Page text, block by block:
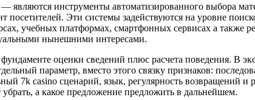
инструменты автоматизированного выбора
посетителей. Эти системы задействуются на уровне
учебных платформах, смартфонных сервисах а
нынешними интересами.
оценки сведений плюс расчета поведения. В
параметр, вместо этого связку признаков:
7k casino сценарий, язык, регулярность
убрать, а какое предложение предложить в дальнейшем.